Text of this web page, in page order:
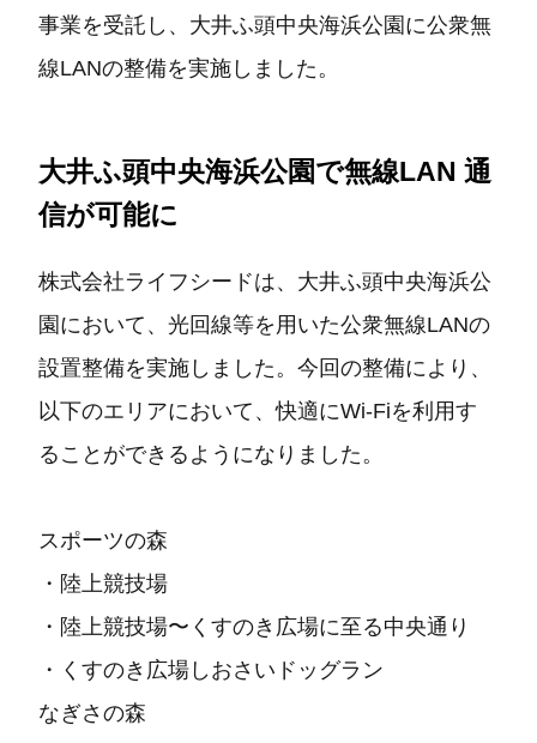
事業を受託し、⼤井ふ頭中央海浜公園に公衆無
線LANの整備を実施しました。
大井ふ頭中央海浜公園で無線LAN 通
信が可能に
株式会社ライフシードは、⼤井ふ頭中央海浜公
園において、光回線等を⽤いた公衆無線LANの
設置整備を実施しました。今回の整備により、
以下のエリアにおいて、快適にWi-Fiを利⽤す
ることができるようになりました。
スポーツの森
・陸上競技場
・陸上競技場〜くすのき広場に⾄る中央通り
・くすのき広場しおさいドッグラン
なぎさの森